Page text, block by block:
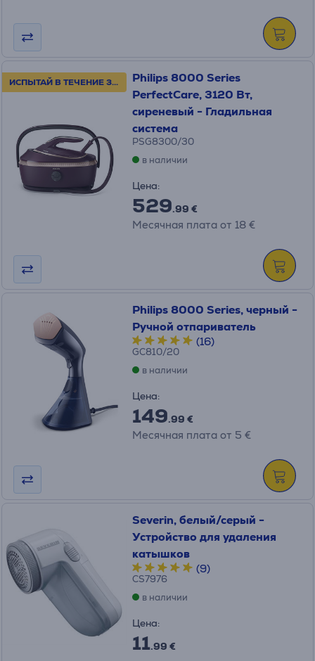
ИСПЫТАЙ В ТЕЧЕНИЕ 30 ДНЕЙ!
Philips 8000 Series
PerfectCare, 3120 Вт,
сиреневый - Гладильная
система
PSG8300/30
в наличии
Цена:
529.99 €
Месячная плата от 18 €
Philips 8000 Series, черный -
Ручной отпариватель
(16)
GC810/20
в наличии
Цена:
149.99 €
Месячная плата от 5 €
Severin, белый/серый -
Устройство для удаления
катышков
(9)
CS7976
в наличии
Цена:
11.99 €